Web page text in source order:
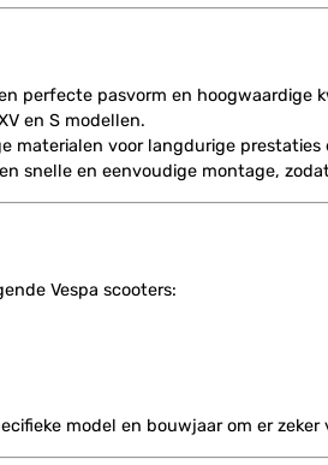
perfecte pasvorm en hoogwaardige
en S modellen.
materialen voor langdurige
snelle en eenvoudige montage,
Vespa scooters:
model en bouwjaar om er